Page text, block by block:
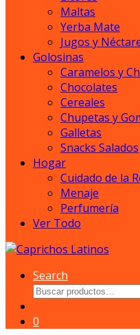
Maltas
Yerba Mate
Jugos y
Golosinas
Caramelos y
Chocolates
Cereales
Chupetas y
Galletas
Snacks Salados
Hogar
Cuidado de la
Menaje
Perfumería
Ver Todo
Search
Buscar
0